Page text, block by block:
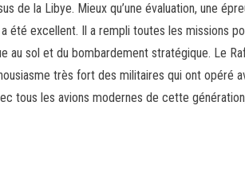
de la Libye. Mieux qu’une évaluation, une
été excellent. Il a rempli toutes les missions
au sol et du bombardement stratégique. Le
très fort des militaires qui ont opéré
tous les avions modernes de cette